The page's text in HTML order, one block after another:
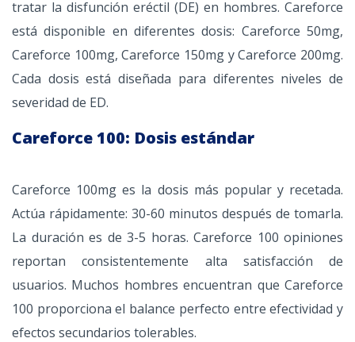
tratar la disfunción eréctil (DE) en hombres. Careforce
está disponible en diferentes dosis: Careforce 50mg,
Careforce 100mg, Careforce 150mg y Careforce 200mg.
Cada dosis está diseñada para diferentes niveles de
severidad de ED.
Careforce 100: Dosis estándar
Careforce 100mg es la dosis más popular y recetada.
Actúa rápidamente: 30-60 minutos después de tomarla.
La duración es de 3-5 horas. Careforce 100 opiniones
reportan consistentemente alta satisfacción de
usuarios. Muchos hombres encuentran que Careforce
100 proporciona el balance perfecto entre efectividad y
efectos secundarios tolerables.